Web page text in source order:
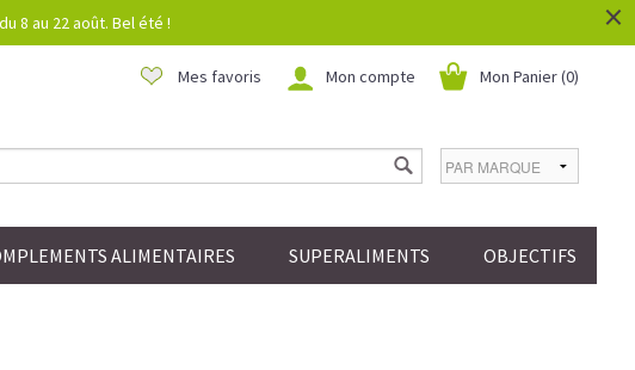
8 au 22 août. Bel été ! ×
Mon Panier (0)
Mon compte
Mes favoris
ALIMENTAIRES SUPERALIMENTS OBJECTIFS